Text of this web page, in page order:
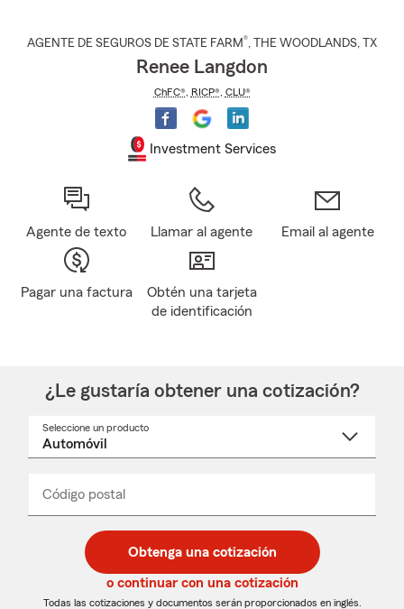
AGENTE DE SEGUROS DE STATE FARM®, THE WOODLANDS, TX
Renee Langdon
ChFC®, RICP®, CLU®
Investment Services
Agente de texto Llamar al agente Email al agente
Pagar una factura
Obtén una tarjeta
de identificación
¿Le gustaría obtener una cotización?
Seleccione un producto
desplegable
Código postal
de
5
dígitos
de
5
dígitos
_____
Obtenga una cotización
o continuar con una cotización
Todas las cotizaciones y documentos serán proporcionados en inglés.